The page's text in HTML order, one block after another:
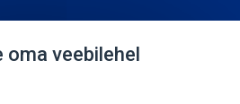
oma veebilehel